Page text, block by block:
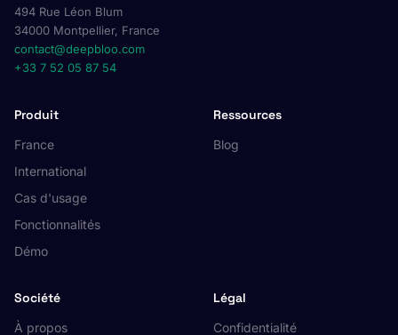
494 Rue Léon Blum
34000 Montpellier, France
contact@deepbloo.com
+33 7 52 05 87 54
Produit
France
International
Cas d'usage
Fonctionnalités
Démo
Ressources
Blog
Société
À propos
Légal
Confidentialité